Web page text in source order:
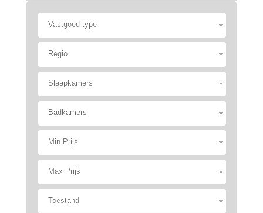
Vastgoed type
Regio
Slaapkamers
Badkamers
Min Prijs
Max Prijs
Toestand